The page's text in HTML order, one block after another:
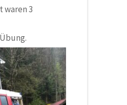
waren 3